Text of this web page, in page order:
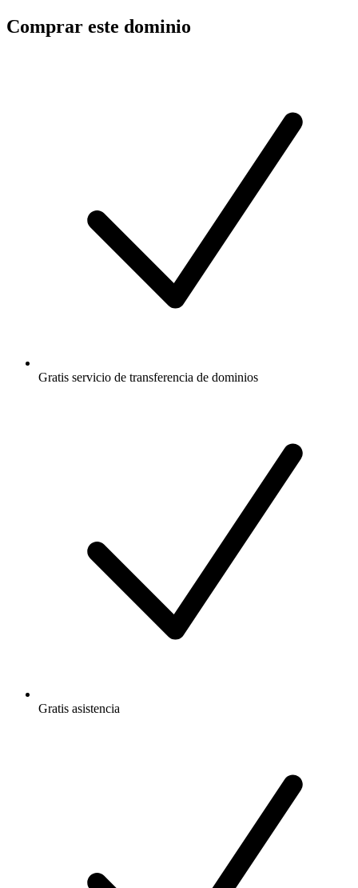
Comprar este dominio
Gratis servicio de transferencia de dominios
Gratis asistencia